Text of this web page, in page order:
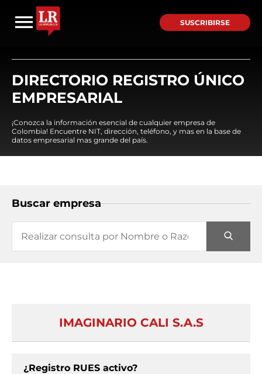
SUSCRIBIRSE
DIRECTORIO REGISTRO ÚNICO
EMPRESARIAL
¡Conozca la información esencial de cualquier empresa de
Colombia! Encuentre NIT, dirección, teléfono, y mas en la base de
datos empresarial mas grande del país.
Buscar empresa
IMAGINARIO CALI S.A.S
¿Registro RUES activo?